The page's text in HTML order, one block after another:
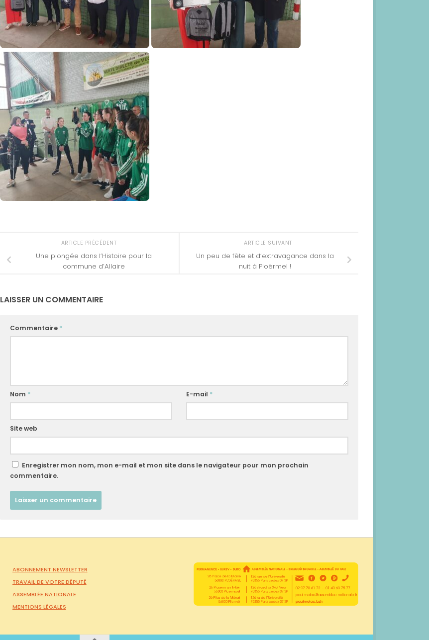
ARTICLE SUIVANT
Un peu de fête et d’extravagance dans la
nuit à Ploërmel !
ARTICLE PRÉCÉDENT
Une plongée dans l’Histoire pour la
commune d’Allaire
LAISSER UN COMMENTAIRE
Commentaire *
Nom * E-mail *
Site web
Enregistrer mon nom, mon e-mail et mon site dans le navigateur pour mon prochain
commentaire.
ABONNEMENT NEWSLETTER
TRAVAIL DE VOTRE DÉPUTÉ
ASSEMBLÉE NATIONALE
MENTIONS LÉGALES